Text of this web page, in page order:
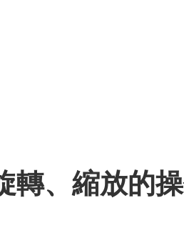
轉、縮放的